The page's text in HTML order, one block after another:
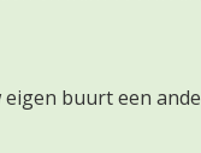
buurt een